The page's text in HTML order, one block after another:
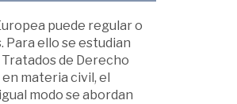
puede regular o
ello se estudian
de Derecho
materia civil, el
modo se abordan